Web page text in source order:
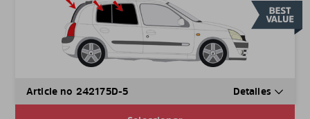
Article no 242175D-5 Detalles